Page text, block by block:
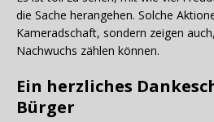
die Sache herangehen. Solche
Kameradschaft, sondern zeigen
Nachwuchs zählen können.
Ein herzliches
Bürger